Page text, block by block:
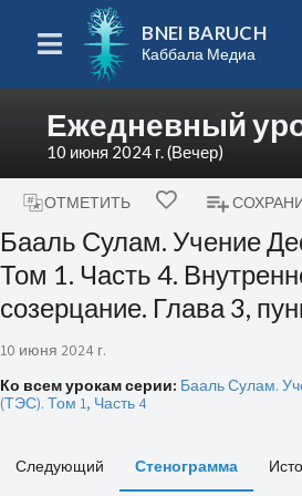
BNEI BARUCH
Каббала Медиа
Ежедневный
10 июня 2024 г. (Вечер)
ОТМЕТИТЬ
Бааль Сулам. Учение
Том 1. Часть 4.
созерцание. Глава 3,
10 июня 2024 г.
Ко всем урокам серии: Бааль Сулам.
(ТЭС). Том 1, Часть 4
Следующий Стенограмма